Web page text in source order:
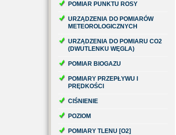
POMIAR PUNKTU ROSY
URZĄDZENIA DO POMIARÓW
METEOROLOGICZNYCH
URZĄDZENIA DO POMIARU CO2
(DWUTLENKU WĘGLA)
POMIAR BIOGAZU
POMIARY PRZEPŁYWU I
PRĘDKOŚCI
CIŚNIENIE
POZIOM
POMIARY TLENU [O2]